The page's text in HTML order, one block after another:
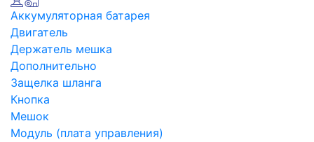
Аккумуляторная батарея
Двигатель
Держатель мешка
Дополнительно
Защелка шланга
Кнопка
Мешок
Модуль (плата управления)